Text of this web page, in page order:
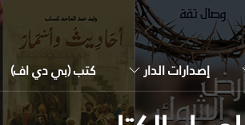
إصدارات الدار كتب (بي دي اف)